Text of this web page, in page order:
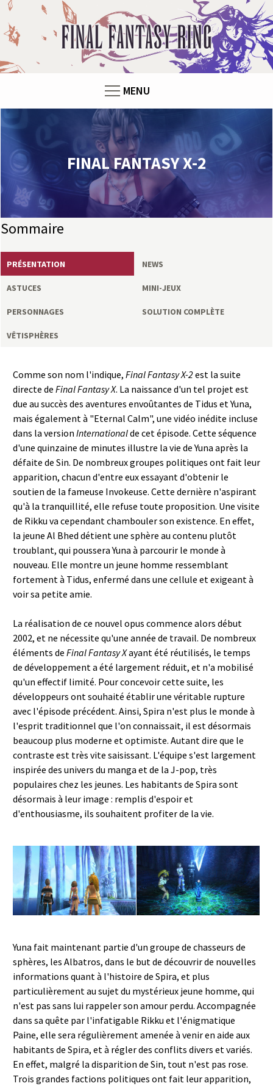
F
n
a
n
t
a
s
y
MENU
FINAL FANTASY X-2
Comme son nom l'indique, Final Fantasy X-2est la suite
directe de Final Fantasy X. La naissance d'un tel projet est
due au succès des aventures envoûtantes de Tidus et Yuna,
mais également à "Eternal Calm", une vidéo inédite incluse
dans la version Internationalde cet épisode. Cette séquence
d'une quinzaine de minutes illustre la vie de Yuna après la
défaite de Sin. De nombreux groupes politiques ont fait leur
apparition, chacun d'entre eux essayant d'obtenir le
soutien de la fameuse Invokeuse. Cette dernière n'aspirant
qu'à la tranquillité, elle refuse toute proposition. Une visite
de Rikku va cependant chambouler son existence. En effet,
la jeune Al Bhed détient une sphère au contenu plutôt
troublant, qui poussera Yuna à parcourir le monde à
nouveau. Elle montre un jeune homme ressemblant
fortement à Tidus, enfermé dans une cellule et exigeant à
voir sa petite amie.
La réalisation de ce nouvel opus commence alors début
2002, et ne nécessite qu'une année de travail. De nombreux
éléments de Final Fantasy Xayant été réutilisés, le temps
de développement a été largement réduit, et n'a mobilisé
qu'un effectif limité. Pour concevoir cette suite, les
développeurs ont souhaité établir une véritable rupture
avec l'épisode précédent. Ainsi, Spira n'est plus le monde à
l'esprit traditionnel que l'on connaissait, il est désormais
beaucoup plus moderne et optimiste. Autant dire que le
contraste est très vite saisissant. L'équipe s'est largement
inspirée des univers du manga et de la J-pop, très
populaires chez les jeunes. Les habitants de Spira sont
désormais à leur image : remplis d'espoir et
d'enthousiasme, ils souhaitent profiter de la vie.
Yuna fait maintenant partie d'un groupe de chasseurs de
sphères, les Albatros, dans le but de découvrir de nouvelles
informations quant à l'histoire de Spira, et plus
particulièrement au sujet du mystérieux jeune homme, qui
n'est pas sans lui rappeler son amour perdu. Accompagnée
dans sa quête par l'infatigable Rikku et l'énigmatique
Paine, elle sera régulièrement amenée à venir en aide aux
habitants de Spira, et à régler des conflits divers et variés.
En effet, malgré la disparition de Sin, tout n'est pas rose.
Trois grandes factions politiques ont fait leur apparition,
Sommaire
PRÉSENTATION NEWS
ASTUCES MINI-JEUX
PERSONNAGES SOLUTION COMPLÈTE
VÊTISPHÈRES